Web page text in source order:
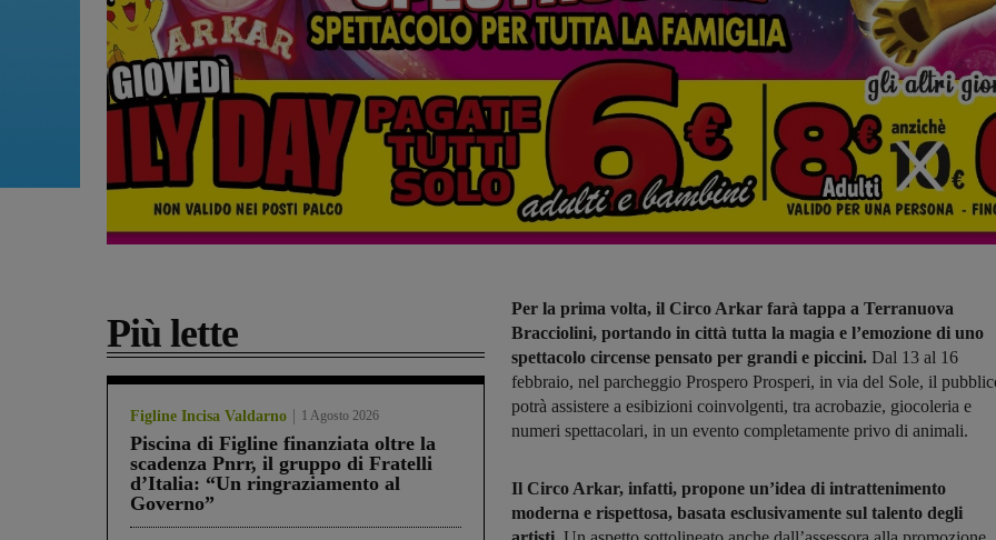
Più lette
Figline Incisa Valdarno 1 Agosto 2026
Piscina di Figline finanziata oltre la
scadenza Pnrr, il gruppo di Fratelli
d’Italia: “Un ringraziamento al
Governo”
Per la prima volta, il Circo Arkar farà tappa a Terranuova
Bracciolini, portando in città tutta la magia e l’emozione di uno
spettacolo circense pensato per grandi e piccini. Dal 13 al 16
febbraio, nel parcheggio Prospero Prosperi, in via del Sole, il
potrà assistere a esibizioni coinvolgenti, tra acrobazie, giocoleria e
numeri spettacolari, in un evento completamente privo di animali.
Il Circo Arkar, infatti, propone un’idea di intrattenimento
moderna e rispettosa, basata esclusivamente sul talento degli